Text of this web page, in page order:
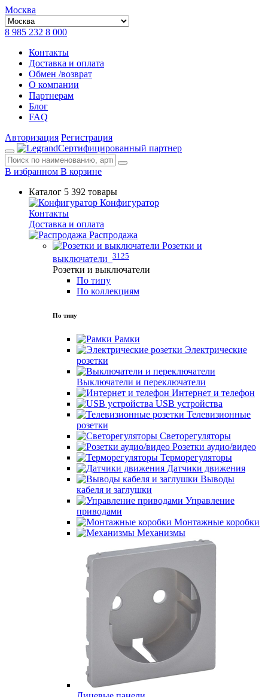
Москва
8 985 232 8 000
Контакты
Доставка и оплата
Обмен /возврат
О компании
Партнерам
Блог
FAQ
Авторизация Регистрация
Сертифицированный партнер
В избранном В корзине
Каталог 5 392 товары
Конфигуратор
Контакты
Доставка и оплата
Распродажа
Розетки и
выключатели 3125
Розетки и выключатели
По типу
По коллекциям
По типу
Рамки
Электрические
розетки
Выключатели и переключатели
Интернет и телефон
USB устройства
Телевизионные
розетки
Светорегуляторы
Розетки аудио/видео
Терморегуляторы
Датчики движения
Выводы
кабеля и заглушки
Управление
приводами
Монтажные коробки
Механизмы